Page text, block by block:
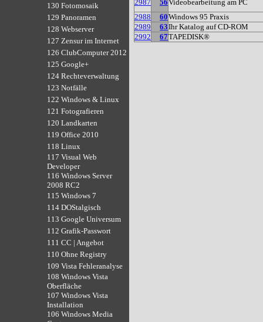
130 Fotomosaik
129 Panoramen
128 Webserver
127 Zensur im Internet
126 ClubComputer 2012
125 Google+
124 Rechteverwaltung
123 Notfälle
122 Windows & Linux
121 Fotografieren
120 Landkarten
119 Office 2010
118 Linux
117 Visual Web
Developer
116 Windows Server
2008 RC2
115 Windows 7
114 DOStalgisch
113 Google Universum
112 Grafik-Passwort
111 CC | Angebot
110 Ohne Registry
109 Vista Fehleranalyse
108 Windows Vista
Oberfläche
107 Windows Vista
Installation
106 Windows Media
2987
56Videobearbeitung am PC
2988
60Windows 95 Praxis
2989
63Ihr Katalog auf CD-ROM
2992
67TAPEDISK®